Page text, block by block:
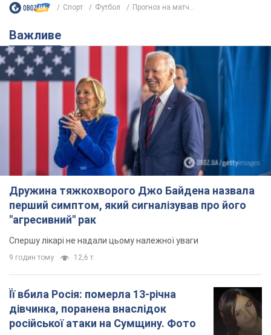
Спорт Футбол Прогноз на матч...
Важливе
Дружина тяжкохворого Джо Байдена назвала
перший симптом, який сигналізував про його
"агресивний" рак
Спершу лікарі не надали цьому належної уваги
9 годин тому 12,6 т.
Її вбила Росія: померла 13-річна
дівчинка, поранена внаслідок
російської атаки на Сумщину. Фото